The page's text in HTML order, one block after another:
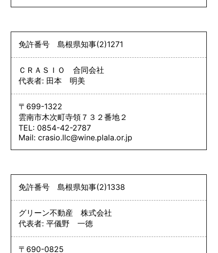
免許番号島根県知事(2)1271
ＣＲＡＳＩＯ 合同会社
代表者: 田本 明美
〒699-1322
雲南市木次町寺領７３２番地２
TEL: 0854-42-2787
Mail: crasio.llc@wine.plala.or.jp
免許番号島根県知事(2)1338
グリーン不動産 株式会社
代表者: 平儀野 一徳
〒690-0825